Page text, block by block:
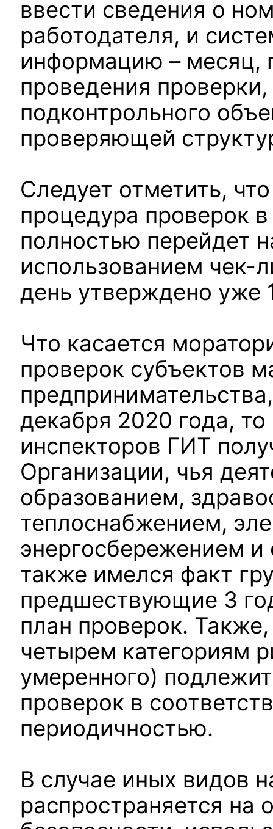
ввести сведения о
работодателя, и
информацию – месяц,
проведения
подконтрольного
проверяющей
Следует отметить,
процедура проверок
полностью перейдет
использованием чек-
день утверждено
Что касается
проверок субъектов
декабря 2020 года,
инспекторов ГИТ
Организации, чья
образованием,
теплоснабжением,
энергосбережением
также имелся факт
предшествующие 3
план проверок.
четырем категориям
умеренного)
проверок в
периодичностью.
В случае иных видов
распространяется на